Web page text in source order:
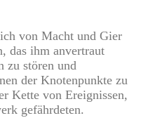
von Macht und Gier
das ihm anvertraut
zu stören und
der Knotenpunkte zu
Kette von Ereignissen,
gefährdeten.